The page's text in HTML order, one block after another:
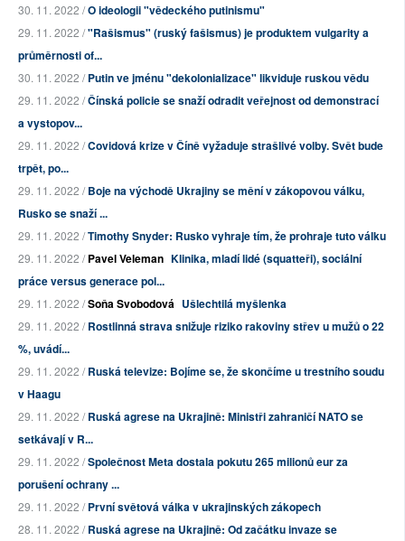
30. 11. 2022 /O ideologii "vědeckého putinismu"
29. 11. 2022 /"Rašismus" (ruský fašismus) je produktem vulgarity a
průměrnosti of...
30. 11. 2022 /Putin ve jménu "dekolonializace" likviduje ruskou vědu
29. 11. 2022 /Čínská policie se snaží odradit veřejnost od demonstrací
a vystopov...
29. 11. 2022 /Covidová krize v Číně vyžaduje strašlivé volby. Svět bude
trpět, po...
29. 11. 2022 /Boje na východě Ukrajiny se mění v zákopovou válku,
Rusko se snaží ...
29. 11. 2022 /Timothy Snyder: Rusko vyhraje tím, že prohraje tuto válku
29. 11. 2022 /Pavel Veleman Klinika, mladí lidé (squatteři), sociální
práce versus generace pol...
29. 11. 2022 /Soňa Svobodová Ušlechtilá myšlenka
29. 11. 2022 /Rostlinná strava snižuje riziko rakoviny střev u mužů o 22
%, uvádí...
29. 11. 2022 /Ruská televize: Bojíme se, že skončíme u trestního soudu
v Haagu
29. 11. 2022 /Ruská agrese na Ukrajině: Ministři zahraničí NATO se
setkávají v R...
29. 11. 2022 /Společnost Meta dostala pokutu 265 milionů eur za
porušení ochrany ...
29. 11. 2022 /První světová válka v ukrajinských zákopech
28. 11. 2022 /Ruská agrese na Ukrajině: Od začátku invaze se